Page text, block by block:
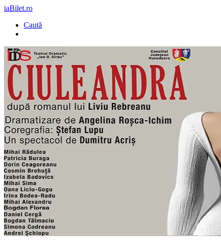
iaBilet.ro
Caută